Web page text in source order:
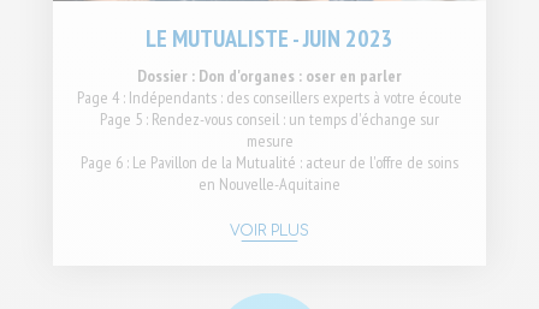
LE MUTUALISTE - JUIN 2023
Dossier : Don d'organes : oser en parler
Page 4 : Indépendants : des conseillers experts à votre écoute
Page 5 : Rendez-vous conseil : un temps d'échange sur
mesure
Page 6 : Le Pavillon de la Mutualité : acteur de l'offre de soins
en Nouvelle-Aquitaine
VOIR PLUS